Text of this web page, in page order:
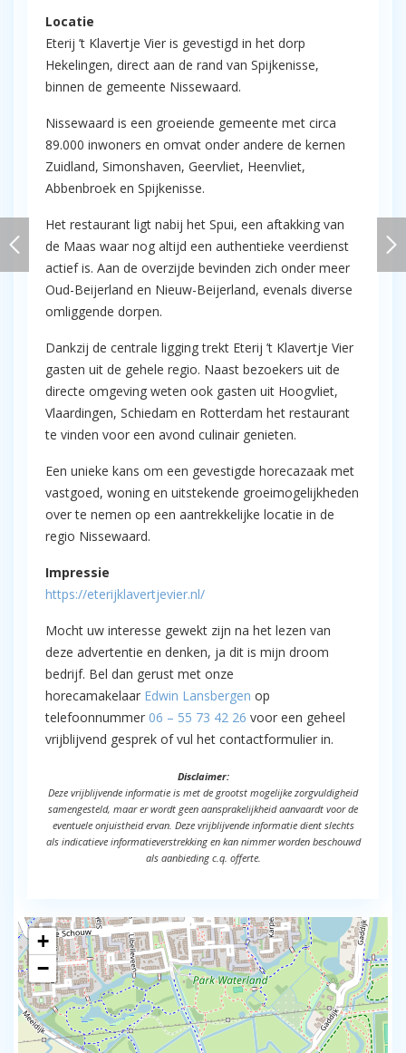
Locatie
Eterij ’t Klavertje Vier is gevestigd in het dorp
Hekelingen, direct aan de rand van Spijkenisse,
binnen de gemeente Nissewaard.
Nissewaard is een groeiende gemeente met circa
89.000 inwoners en omvat onder andere de kernen
Zuidland, Simonshaven, Geervliet, Heenvliet,
Abbenbroek en Spijkenisse.
Het restaurant ligt nabij het Spui, een aftakking van
de Maas waar nog altijd een authentieke veerdienst
actief is. Aan de overzijde bevinden zich onder meer
Oud-Beijerland en Nieuw-Beijerland, evenals diverse
omliggende dorpen.
Dankzij de centrale ligging trekt Eterij ’t Klavertje Vier
gasten uit de gehele regio. Naast bezoekers uit de
directe omgeving weten ook gasten uit Hoogvliet,
Vlaardingen, Schiedam en Rotterdam het restaurant
te vinden voor een avond culinair genieten.
Een unieke kans om een gevestigde horecazaak met
vastgoed, woning en uitstekende groeimogelijkheden
over te nemen op een aantrekkelijke locatie in de
regio Nissewaard.
Impressie
https://eterijklavertjevier.nl/
Mocht uw interesse gewekt zijn na het lezen van
deze advertentie en denken, ja dit is mijn droom
bedrijf. Bel dan gerust met onze
horecamakelaar Edwin Lansbergen op
telefoonnummer 06 – 55 73 42 26 voor een geheel
vrijblijvend gesprek of vul het contactformulier in.
Disclaimer:
Deze vrijblijvende informatie is met de grootst mogelijke zorgvuldigheid
samengesteld, maar er wordt geen aansprakelijkheid aanvaardt voor de
eventuele onjuistheid ervan. Deze vrijblijvende informatie dient slechts
als indicatieve informatieverstrekking en kan nimmer worden beschouwd
als aanbieding c.q. offerte.
+
−